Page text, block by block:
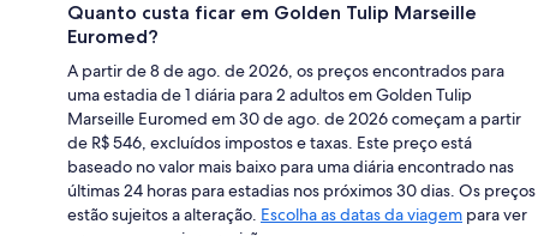
Quanto custa ficar em Golden Tulip Marseille
Euromed?
A partir de 8 de ago. de 2026, os preços encontrados para
uma estadia de 1 diária para 2 adultos em Golden Tulip
Marseille Euromed em 30 de ago. de 2026 começam a partir
de R$ 546, excluídos impostos e taxas. Este preço está
baseado no valor mais baixo para uma diária encontrado nas
últimas 24 horas para estadias nos próximos 30 dias. Os preços
estão sujeitos a alteração. Escolha as datas da viagem para ver